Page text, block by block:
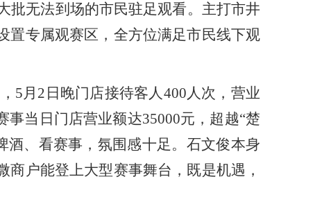
无法到场的市民驻足观看。主打市井
置专属观赛区，全方位满足市民线下观
月2日晚门店接待客人400人次，营业
当日门店营业额达35000元，超越“楚
酒、看赛事，氛围感十足。石文俊本身
户能登上大型赛事舞台，既是机遇，